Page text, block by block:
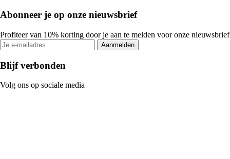
Abonneer je op onze nieuwsbrief
Profiteer van 10% korting door je aan te melden voor onze nieuwsbrief
Aanmelden
Blijf verbonden
Volg ons op sociale media